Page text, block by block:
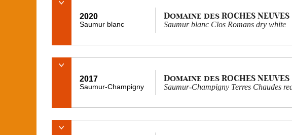
2020
Saumur blanc
Domaine des ROCHES NEUVES
Saumur blanc Clos Romans dry white
2017
Saumur-Champigny
Domaine des ROCHES NEUVES
Saumur-Champigny Terres Chaudes